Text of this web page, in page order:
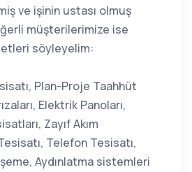
ve işinin ustası olmuş
müşterilerimize ise
söyleyelim:
Plan-Proje Taahhüt
Elektrik Panoları,
Zayıf Akım
Telefon Tesisatı,
Aydınlatma sistemleri